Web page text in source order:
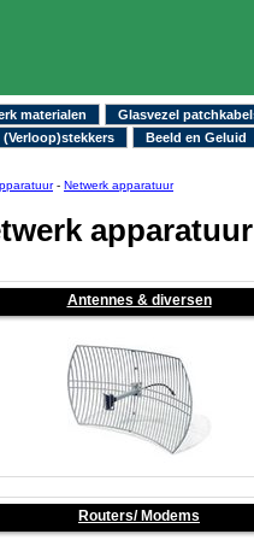
materialen
Glasvezel
Beeld en Geluid
- Netwerk apparatuur
apparatuur
Antennes & diversen
Routers/ Modems